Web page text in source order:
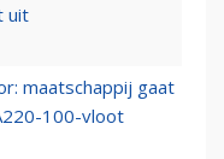
uit
maatschappij gaat
100-vloot